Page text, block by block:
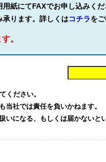
紙にてFAXでお申し込みくだ
ります。詳しくはコチラをご
。
ください。
社では責任を負いかねます。
いになる、もしくは届かない